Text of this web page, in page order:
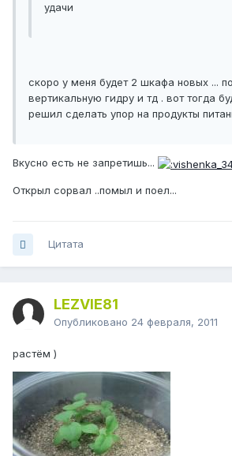
удачи
скоро у меня будет 2 шкафа новых ...
вертикальную гидру и тд . вот тогда
решил сделать упор на продукты
Вкусно есть не запретишь...
Открыл сорвал ..помыл и поел...
Цитата
LEZVIE81
Опубликовано 24 февраля, 2011
растём )